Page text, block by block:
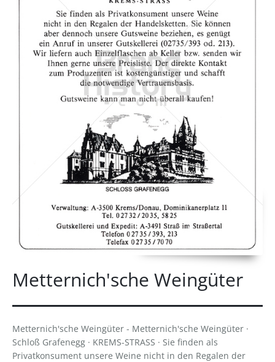
Metternich'sche Weingüter
Metternich'sche Weingüter - Metternich'sche Weingüter ·
Schloß Grafenegg · KREMS-STRASS · Sie finden als
Privatkonsument unsere Weine nicht in den Regalen der